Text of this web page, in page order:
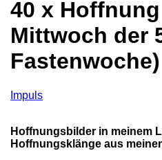
40 x
Mittwoch der
Fastenwoche)
Impuls
Hoffnungsbilder in meinem
Hoffnungsklänge aus